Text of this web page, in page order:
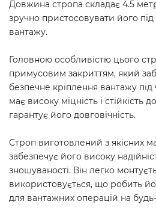
Довжина стропа складає 4.5
зручно пристосовувати його під
вантажу.
Головною особливістю цього
примусовим закриттям, який
безпечне кріплення вантажу
має високу міцність і стійкість
гарантує його довговічність.
Строп виготовлений з якісних
забезпечує його високу
зношуваності. Він легко
використовується, що робить
для вантажних операцій на